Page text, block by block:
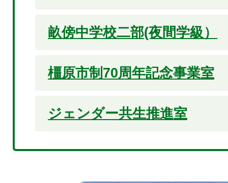
畝傍中学校二部(夜間学級）
橿原市制70周年記念事業室
ジェンダー共生推進室